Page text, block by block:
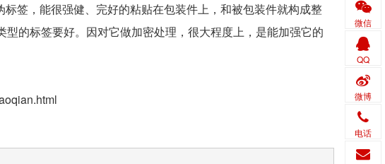
签，能很强健、完好的粘贴在包装件上，和被包装件就构成整
型的标签要好。因对它做加密处理，很大程度上，是能加强它的
微信
QQ
微博
电话